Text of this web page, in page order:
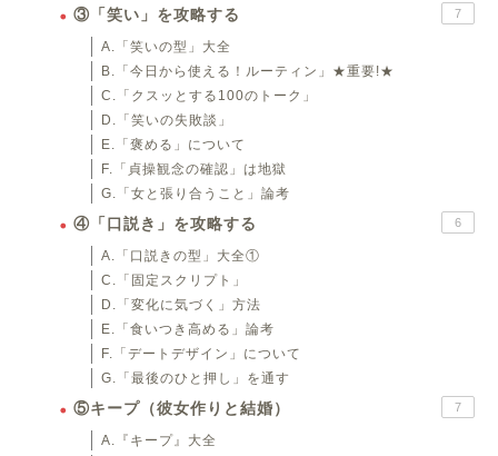
③「笑い」を攻略する 7
A.「笑いの型」大全
B.「今日から使える！ルーティン」★重要!★
C.「クスッとする100のトーク」
D.「笑いの失敗談」
E.「褒める」について
F.「貞操観念の確認」は地獄
G.「女と張り合うこと」論考
④「口説き」を攻略する 6
A.「口説きの型」大全①
C.「固定スクリプト」
D.「変化に気づく」方法
E.「食いつき高める」論考
F.「デートデザイン」について
G.「最後のひと押し」を通す
⑤キープ（彼女作りと結婚） 7
A.『キープ』大全